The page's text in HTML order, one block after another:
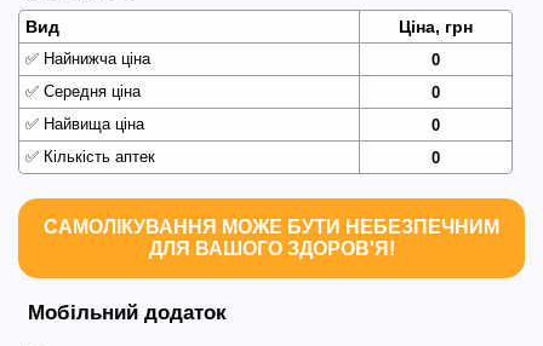
Вид Ціна, грн
✅ Найнижча ціна
0
✅ Середня ціна
0
✅ Найвища ціна
0
✅ Кількість аптек 0
САМОЛІКУВАННЯ МОЖЕ БУТИ НЕБЕЗПЕЧНИМ
ДЛЯ ВАШОГО ЗДОРОВ'Я!
Мобільний додаток